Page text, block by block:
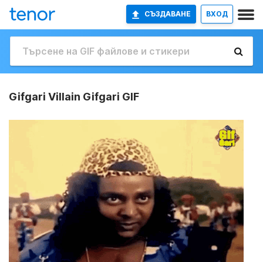
СЪЗДАВАНЕ ВХОД
Gifgari Villain Gifgari GIF